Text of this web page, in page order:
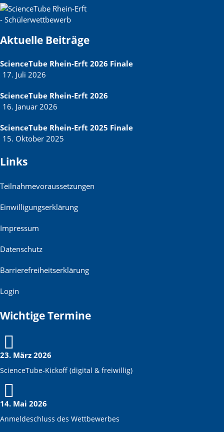
Aktuelle Beiträge
ScienceTube Rhein-Erft 2026 Finale
17. Juli 2026
ScienceTube Rhein-Erft 2026
16. Januar 2026
ScienceTube Rhein-Erft 2025 Finale
15. Oktober 2025
Links
Teilnahmevoraussetzungen
Einwilligungserklärung
Impressum
Datenschutz
Barrierefreiheitserklärung
Login
Wichtige Termine
23. März 2026
ScienceTube-Kickoff (digital & freiwillig)
14. Mai 2026
Anmeldeschluss des Wettbewerbes